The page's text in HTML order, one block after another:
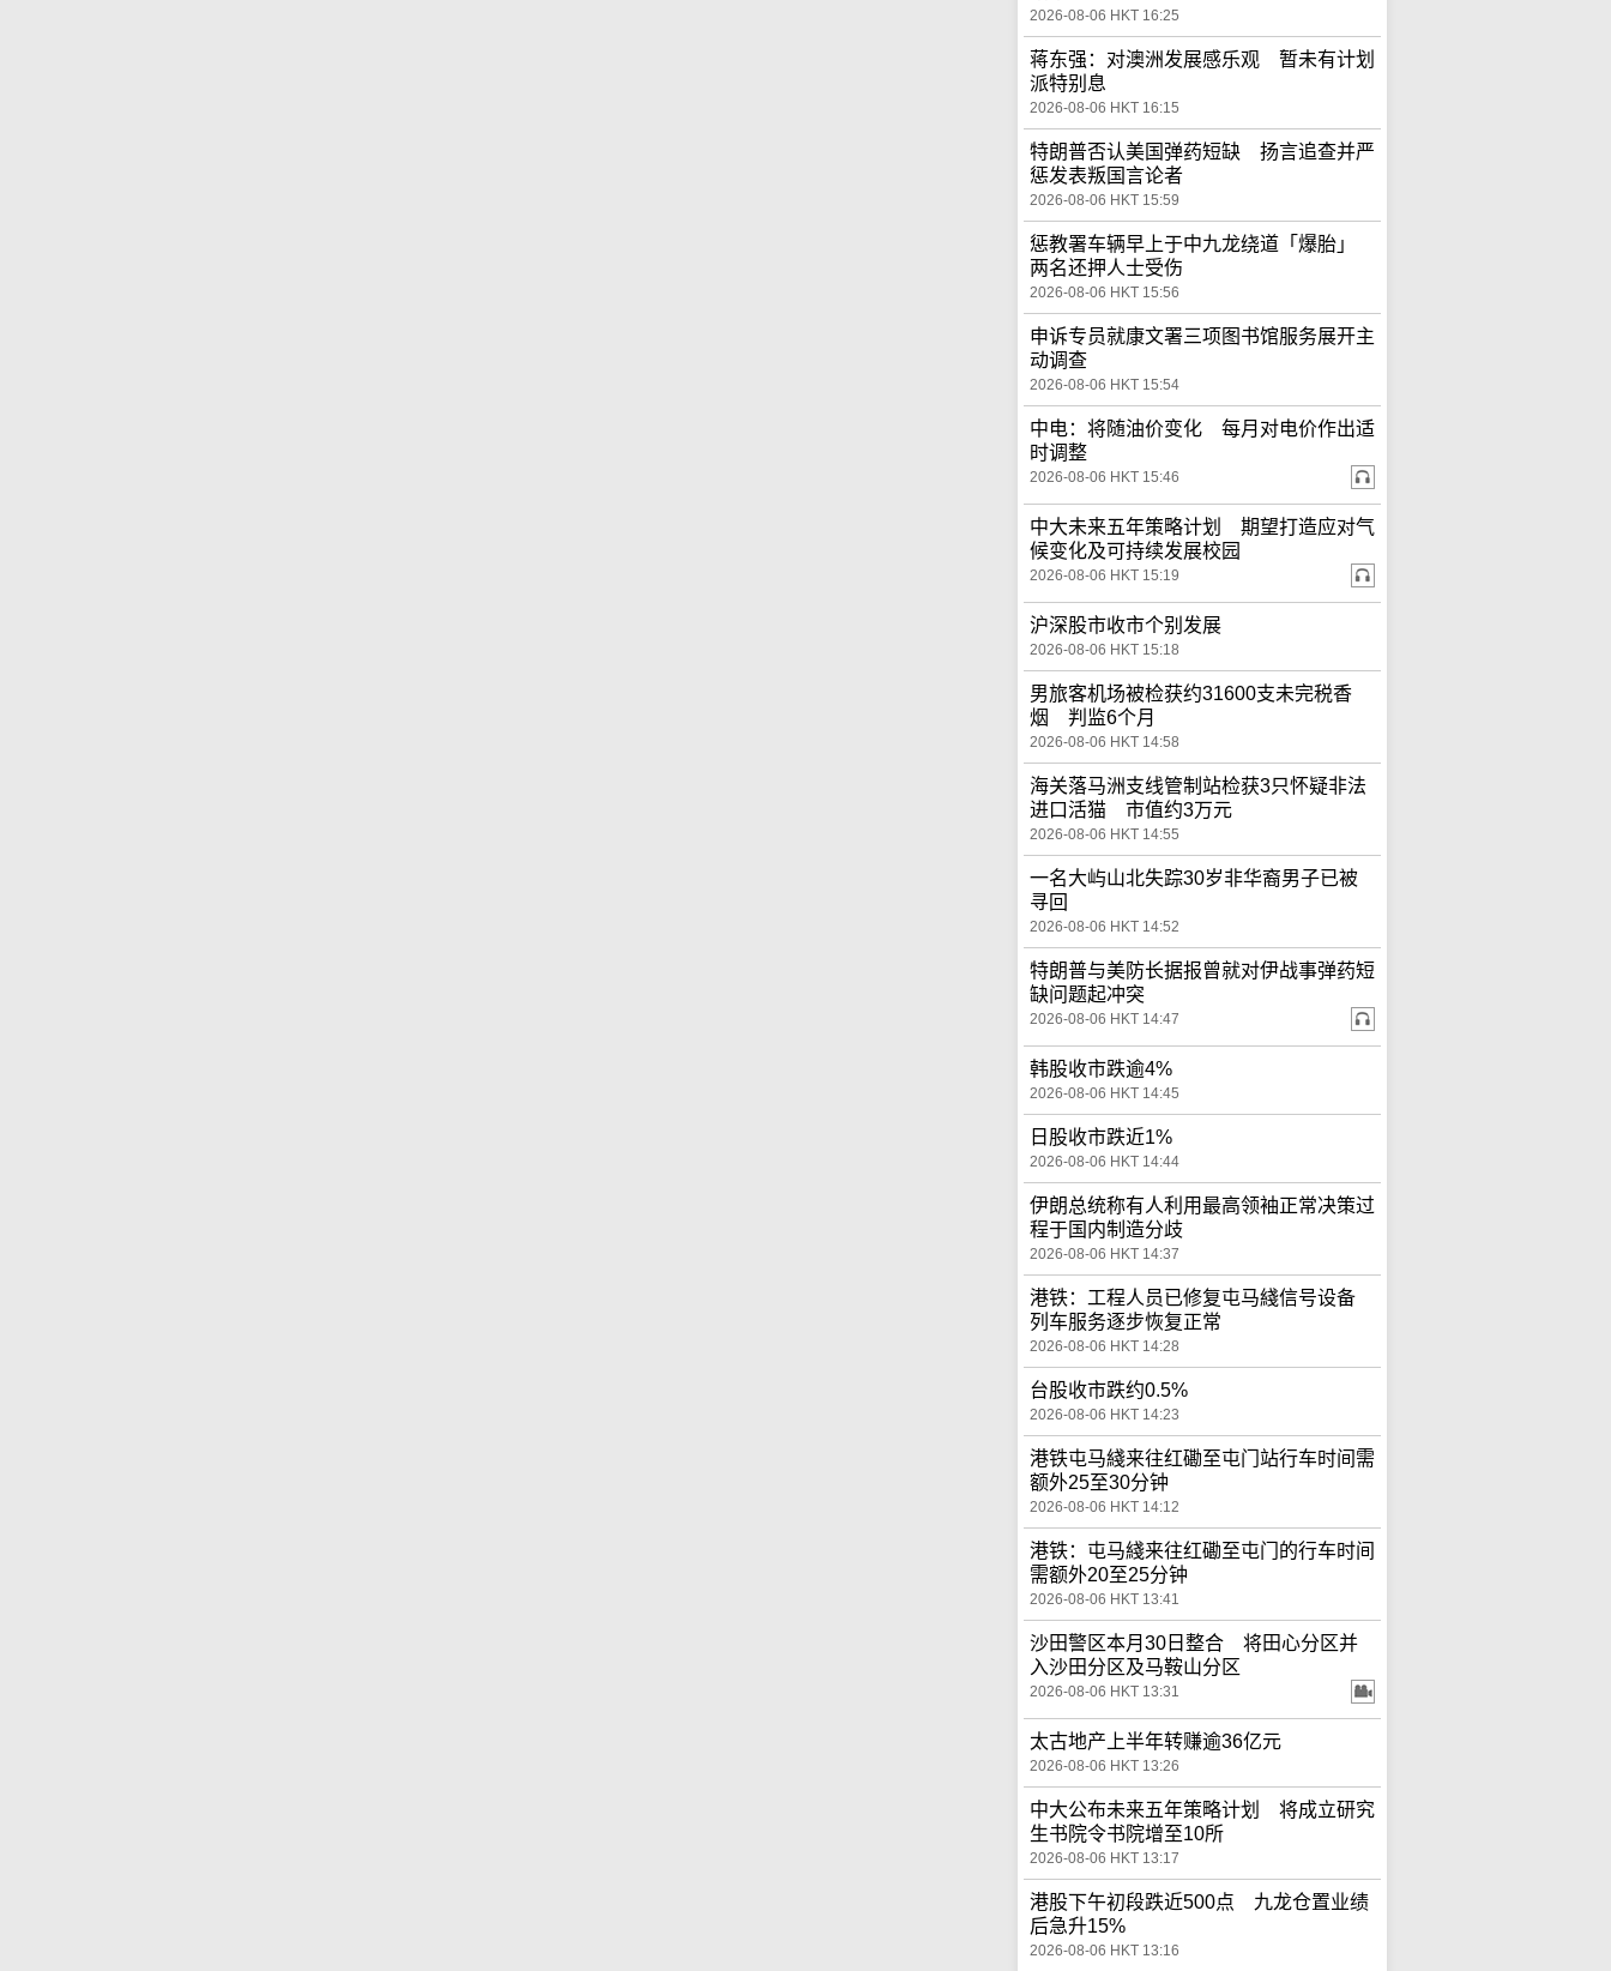
2026-08-06 HKT 16:25
蒋东强：对澳洲发展感乐观 暂未有计划
派特别息
2026-08-06 HKT 16:15
特朗普否认美国弹药短缺 扬言追查并严
惩发表叛国言论者
2026-08-06 HKT 15:59
惩教署车辆早上于中九龙绕道「爆胎」
两名还押人士受伤
2026-08-06 HKT 15:56
申诉专员就康文署三项图书馆服务展开主
动调查
2026-08-06 HKT 15:54
中电：将随油价变化 每月对电价作出适
时调整
2026-08-06 HKT 15:46
中大未来五年策略计划 期望打造应对气
候变化及可持续发展校园
2026-08-06 HKT 15:19
沪深股市收市个别发展
2026-08-06 HKT 15:18
男旅客机场被检获约31600支未完税香
烟 判监6个月
2026-08-06 HKT 14:58
海关落马洲支线管制站检获3只怀疑非法
进口活猫 市值约3万元
2026-08-06 HKT 14:55
一名大屿山北失踪30岁非华裔男子已被
寻回
2026-08-06 HKT 14:52
特朗普与美防长据报曾就对伊战事弹药短
缺问题起冲突
2026-08-06 HKT 14:47
韩股收市跌逾4%
2026-08-06 HKT 14:45
日股收市跌近1%
2026-08-06 HKT 14:44
伊朗总统称有人利用最高领袖正常决策过
程于国内制造分歧
2026-08-06 HKT 14:37
港铁：工程人员已修复屯马綫信号设备
列车服务逐步恢复正常
2026-08-06 HKT 14:28
台股收市跌约0.5%
2026-08-06 HKT 14:23
港铁屯马綫来往红磡至屯门站行车时间需
额外25至30分钟
2026-08-06 HKT 14:12
港铁：屯马綫来往红磡至屯门的行车时间
需额外20至25分钟
2026-08-06 HKT 13:41
沙田警区本月30日整合 将田心分区并
入沙田分区及马鞍山分区
2026-08-06 HKT 13:31
太古地产上半年转赚逾36亿元
2026-08-06 HKT 13:26
中大公布未来五年策略计划 将成立研究
生书院令书院增至10所
2026-08-06 HKT 13:17
港股下午初段跌近500点 九龙仓置业绩
后急升15%
2026-08-06 HKT 13:16